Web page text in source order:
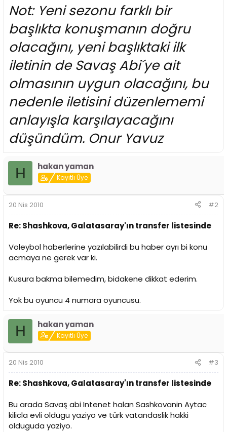
Not: Yeni sezonu farklı bir
başlıkta konuşmanın doğru
olacağını, yeni başlıktaki ilk
iletinin de Savaş Abi´ye ait
olmasının uygun olacağını, bu
nedenle iletisini düzenlememi
anlayışla karşılayacağını
düşündüm. Onur Yavuz
H hakan yaman
Kayıtlı Üye
20 Nis 2010 #2
Re: Shashkova, Galatasaray'ın transfer listesinde
Voleybol haberlerine yazılabilirdi bu haber ayrı bi konu
acmaya ne gerek var ki.
Kusura bakma bilemedim, bidakene dikkat ederim.
Yok bu oyuncu 4 numara oyuncusu.
H hakan yaman
Kayıtlı Üye
20 Nis 2010 #3
Re: Shashkova, Galatasaray'ın transfer listesinde
Bu arada Savaş abi Intenet halan Sashkovanin Aytac
kilicla evli oldugu yaziyo ve türk vatandaslik hakki
olduguda yaziyo.